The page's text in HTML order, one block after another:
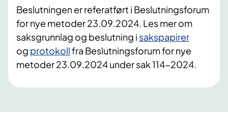
Beslutningen er referatført i Beslutningsforum
for nye metoder 23.09.2024. Les mer om
saksgrunnlag og beslutning i sakspapirer
og protokollfra Beslutningsforum for nye
metoder 23.09.2024 under sak 114-2024.